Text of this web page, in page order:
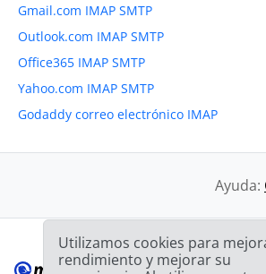
Gmail.com IMAP SMTP
Outlook.com IMAP SMTP
Office365 IMAP SMTP
Yahoo.com IMAP SMTP
Godaddy correo electrónico IMAP
Ayuda:
Utilizamos cookies para
rendimiento y mejorar su